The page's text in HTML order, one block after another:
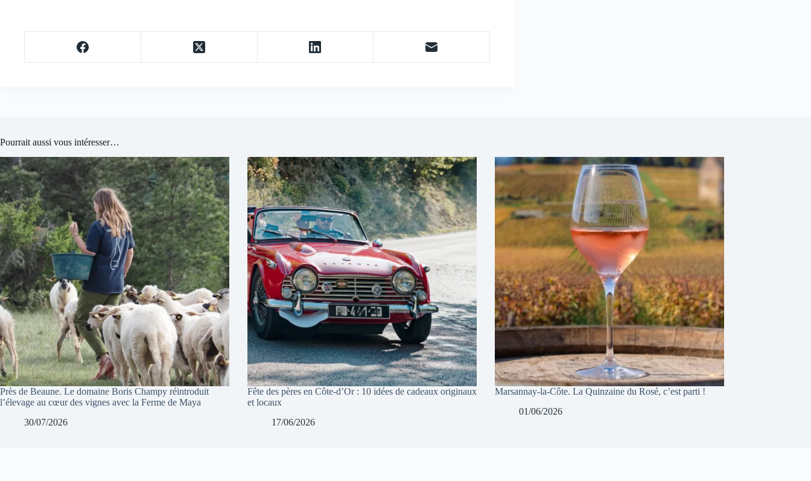
Pourrait aussi vous intéresser…
Près de Beaune. Le domaine Boris Champy réintroduit
l’élevage au cœur des vignes avec la Ferme de Maya
30/07/2026
Fête des pères en Côte-d’Or : 10 idées de cadeaux originaux
et locaux
17/06/2026
Marsannay-la-Côte. La Quinzaine du Rosé, c’est parti !
01/06/2026